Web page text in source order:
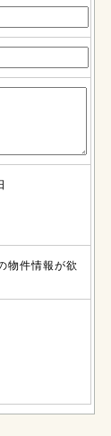
物件情報が欲